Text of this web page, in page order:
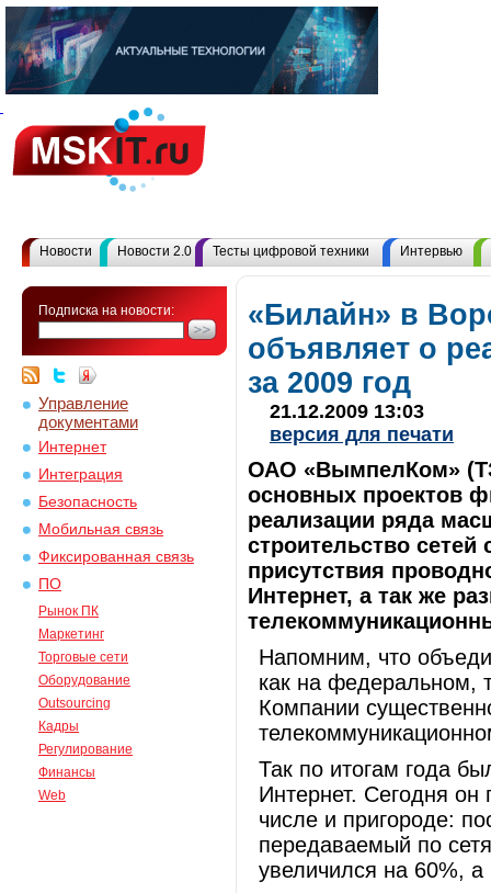
Новости Новости 2.0 Тесты цифровой техники Интервью
Подписка на новости:
Управление
документами
Интернет
Интеграция
Безопасность
Мобильная связь
Фиксированная связь
ПО
Рынок ПК
Маркетинг
Торговые сети
Оборудование
Outsourcing
Кадры
Регулирование
Финансы
Web
«Билайн» в
объявляет о
за 2009 год
21.12.2009 13:03
версия для печати
ОАО «ВымпелКом»
основных проектов
реализации ряда
строительство
присутствия
Интернет, а так же
Напомним, что
как на федеральном,
Компании
Так по итогам года
Интернет. Сегодня он
числе и пригороде:
передаваемый по
увеличился на 60%, а